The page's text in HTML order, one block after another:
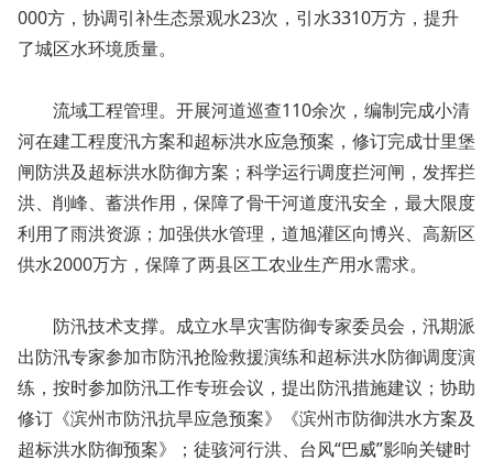
000方，协调引补生态景观水23次，引水3310万方，提升
了城区水环境质量。
流域工程管理。开展河道巡查110余次，编制完成小清
河在建工程度汛方案和超标洪水应急预案，修订完成廿里堡
闸防洪及超标洪水防御方案；科学运行调度拦河闸，发挥拦
洪、削峰、蓄洪作用，保障了骨干河道度汛安全，最大限度
利用了雨洪资源；加强供水管理，道旭灌区向博兴、高新区
供水2000万方，保障了两县区工农业生产用水需求。
防汛技术支撑。成立水旱灾害防御专家委员会，汛期派
出防汛专家参加市防汛抢险救援演练和超标洪水防御调度演
练，按时参加防汛工作专班会议，提出防汛措施建议；协助
修订《滨州市防汛抗旱应急预案》《滨州市防御洪水方案及
超标洪水防御预案》；徒骇河行洪、台风“巴威”影响关键时